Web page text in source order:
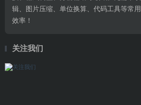
辑、图片压缩、单位换算、代码工具等常
效率！
关注我们